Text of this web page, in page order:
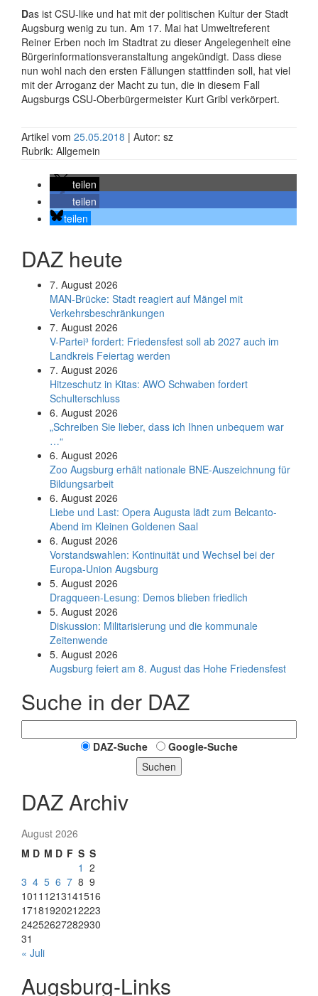
Das ist CSU-like und hat mit der politischen Kultur der Stadt
Augsburg wenig zu tun. Am 17. Mai hat Umweltreferent
Reiner Erben noch im Stadtrat zu dieser Angelegenheit eine
Bürgerinformationsveranstaltung angekündigt. Dass diese
nun wohl nach den ersten Fällungen stattfinden soll, hat viel
mit der Arroganz der Macht zu tun, die in diesem Fall
Augsburgs CSU-Oberbürgermeister Kurt Gribl verkörpert.
Artikel vom 25.05.2018 | Autor: sz
Rubrik: Allgemein
teilen
teilen
teilen
DAZ heute
7. August 2026
MAN-Brücke: Stadt reagiert auf Mängel mit
Verkehrsbeschränkungen
7. August 2026
V-Partei­³ fordert: Friedens­fest soll ab 2027 auch im
Land­kreis Feier­tag werden
7. August 2026
Hitzeschutz in Kitas: AWO Schwaben fordert
Schulterschluss
6. August 2026
„Schreiben Sie lieber, dass ich Ihnen unbequem war
…“
6. August 2026
Zoo Augsburg erhält nationale BNE-Auszeichnung für
Bildungsarbeit
6. August 2026
Liebe und Last: Opera Augusta lädt zum Belcanto-
Abend im Kleinen Goldenen Saal
6. August 2026
Vorstandswahlen: Kontinuität und Wechsel bei der
Europa-Union Augsburg
5. August 2026
Dragqueen-Lesung: Demos blieben friedlich
5. August 2026
Diskussion: Mi­li­ta­ri­sie­rung und die kommunale
Zeitenwende
5. August 2026
Augsburg feiert am 8. August das Hohe Friedensfest
Suche in der DAZ
DAZ-Suche
Google-Suche
Suchen
DAZ Archiv
August 2026
M D M D F S S
1 2
3 4 5 6 7 8 9
1011 1213141516
17181920212223
24252627282930
31
« Juli
Augsburg-Links